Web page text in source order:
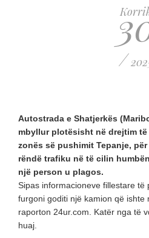
/
Autostrada e Shatjerkës
mbyllur plotësisht në drejtim
zonës së pushimit Tepanje,
rëndë trafiku në të cilin
një person u plagos.
Sipas informacioneve fillestare të
furgoni goditi një kamion që ishte
raporton 24ur.com. Katër nga të
huaj.